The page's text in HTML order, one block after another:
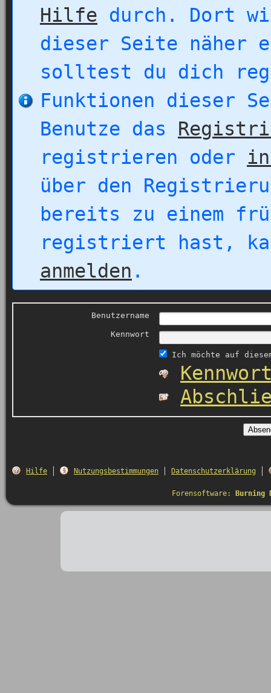
Hilfe durch. Dort
dieser Seite näher
solltest du dich
Funktionen dieser
Benutze das
registrieren oder
über den
bereits zu einem
registriert hast,
anmelden .
Benutzername
Kennwort
Ich möchte auf
Hilfe Nutzungsbestimmungen Datenschutzerklärung
Forensoftware: Burning